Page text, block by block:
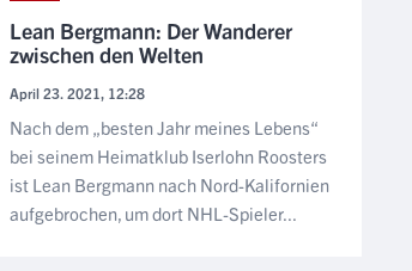
Lean Bergmann: Der Wanderer
zwischen den Welten
April 23. 2021, 12:28
Nach dem „besten Jahr meines Lebens“
bei seinem Heimatklub Iserlohn Roosters
ist Lean Bergmann nach Nord-Kalifornien
aufgebrochen, um dort NHL-Spieler...